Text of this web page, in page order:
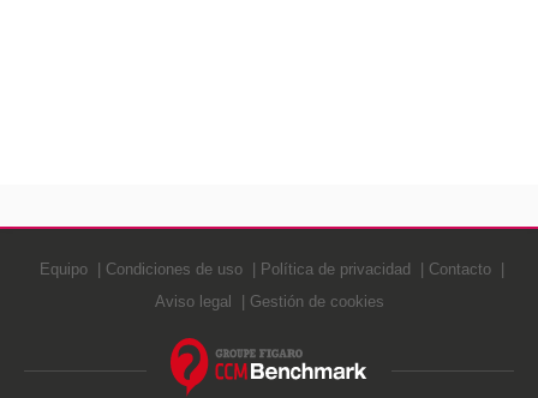
Equipo Condiciones de uso Política de privacidad
Contacto
Aviso legal
Gestión de cookies